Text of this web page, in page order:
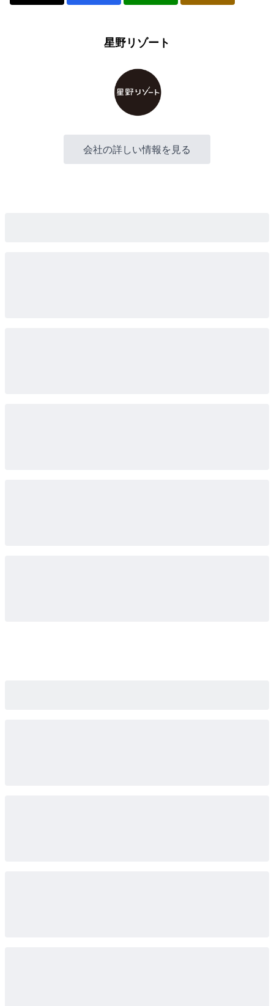
星野リゾート
会社の詳しい情報を見る